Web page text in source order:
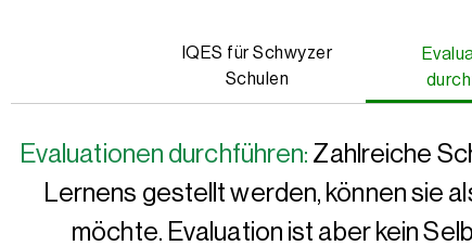
IQES für Schwyzer
Schulen
Evaluationen durchführen: Zahlreiche
Lernens gestellt werden, können sie
möchte. Evaluation ist aber kein